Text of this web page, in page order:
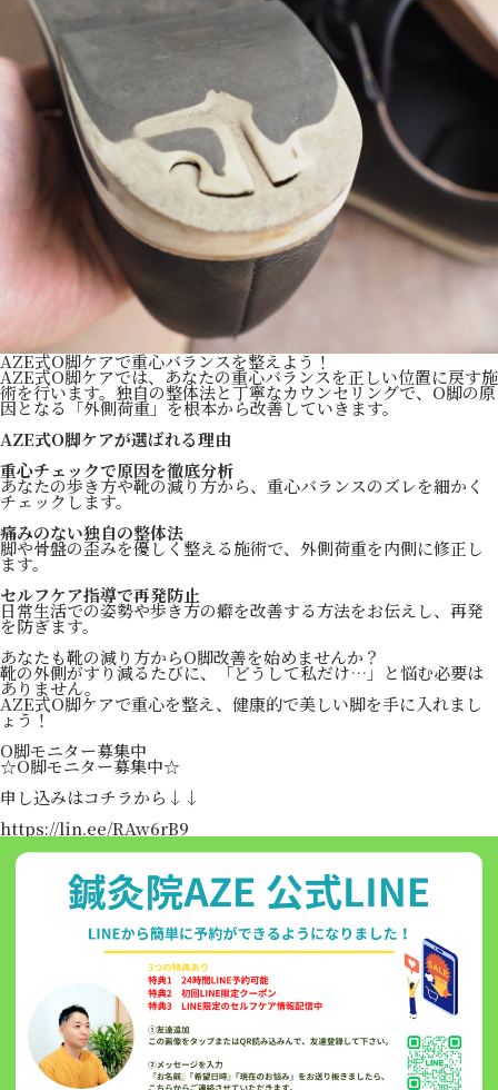
AZE式O脚ケアで重心バランスを整えよう！
AZE式O脚ケアでは、あなたの重心バランスを正しい位置に戻す施
術を行います。独自の整体法と丁寧なカウンセリングで、O脚の原
因となる「外側荷重」を根本から改善していきます。
AZE式O脚ケアが選ばれる理由
重心チェックで原因を徹底分析
あなたの歩き方や靴の減り方から、重心バランスのズレを細かく
チェックします。
痛みのない独自の整体法
脚や骨盤の歪みを優しく整える施術で、外側荷重を内側に修正し
ます。
セルフケア指導で再発防止
日常生活での姿勢や歩き方の癖を改善する方法をお伝えし、再発
を防ぎます。
あなたも靴の減り方からO脚改善を始めませんか？
靴の外側がすり減るたびに、「どうして私だけ…」と悩む必要は
ありません。
AZE式O脚ケアで重心を整え、健康的で美しい脚を手に入れまし
ょう！
O脚モニター募集中
☆O脚モニター募集中☆
申し込みはコチラから↓↓
https://lin.ee/RAw6rB9